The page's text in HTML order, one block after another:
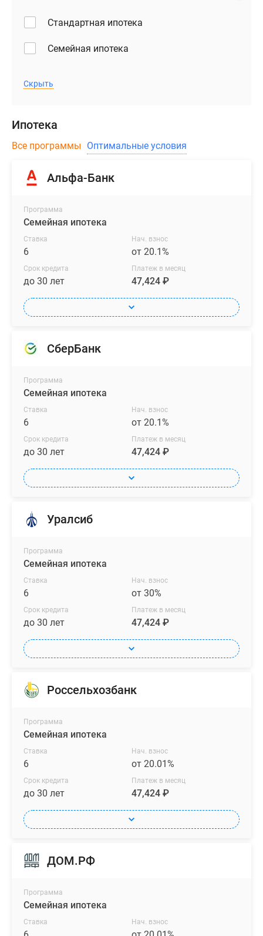
Стандартная ипотека
Семейная ипотека
Скрыть
Ипотека
Все программы Оптимальные условия
Альфа-Банк
Программа
Семейная ипотека
Ставка
6
Нач. взнос
от 20.1%
Срок кредита
до 30 лет
Платеж в месяц
47,424 ₽
СберБанк
Программа
Семейная ипотека
Ставка
6
Нач. взнос
от 20.1%
Срок кредита
до 30 лет
Платеж в месяц
47,424 ₽
Уралсиб
Программа
Семейная ипотека
Ставка
6
Нач. взнос
от 30%
Срок кредита
до 30 лет
Платеж в месяц
47,424 ₽
Россельхозбанк
Программа
Семейная ипотека
Ставка
6
Нач. взнос
от 20.01%
Срок кредита
до 30 лет
Платеж в месяц
47,424 ₽
ДОМ.РФ
Программа
Семейная ипотека
Ставка Нач. взнос